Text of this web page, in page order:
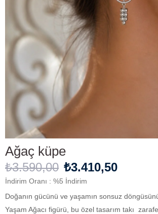
Ağaç küpe
₺3.590,00 ₺3.410,50
İndirim Oranı : %5 İndirim
Doğanın gücünü ve yaşamın sonsuz
Yaşam Ağacı figürü, bu özel tasarım takı